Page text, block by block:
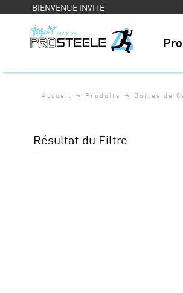
BIENVENUE INVITÉ
Accueil Produits Bottes de
Résultat du Filtre